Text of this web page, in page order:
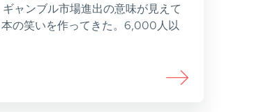
ャンブル市場進出の意味が見えて
の笑いを作ってきた。6,000人以